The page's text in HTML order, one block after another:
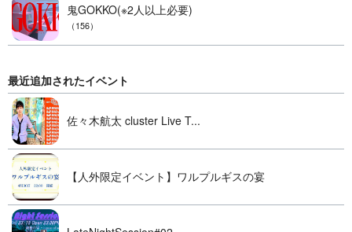
鬼GOKKO(※2人以上必要)
（156）
最近追加されたイベント
佐々木航太 cluster Live T...
【人外限定イベント】ワルプルギスの宴